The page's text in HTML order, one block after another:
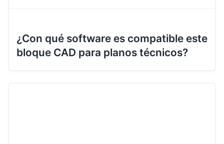
¿Con qué software es compatible este
bloque CAD para planos técnicos?